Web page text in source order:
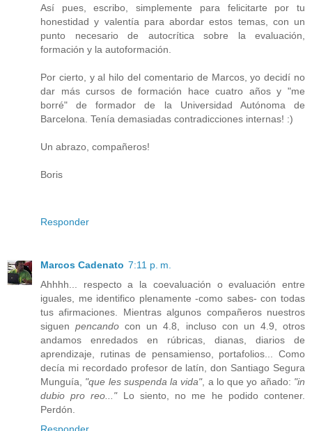
Así pues, escribo, simplemente para felicitarte por tu
honestidad y valentía para abordar estos temas, con un
punto necesario de autocrítica sobre la evaluación,
formación y la autoformación.
Por cierto, y al hilo del comentario de Marcos, yo decidí no
dar más cursos de formación hace cuatro años y "me
borré" de formador de la Universidad Autónoma de
Barcelona. Tenía demasiadas contradicciones internas! :)
Un abrazo, compañeros!
Boris
Responder
Marcos Cadenato 7:11 p. m.
Ahhhh... respecto a la coevaluación o evaluación entre
iguales, me identifico plenamente -como sabes- con todas
tus afirmaciones. Mientras algunos compañeros nuestros
siguenpencando con un 4.8, incluso con un 4.9, otros
andamos enredados en rúbricas, dianas, diarios de
aprendizaje, rutinas de pensamienso, portafolios... Como
decía mi recordado profesor de latín, don Santiago Segura
Munguía, "que les suspenda la vida", a lo que yo añado: "in
dubio pro reo..."Lo siento, no me he podido contener.
Perdón.